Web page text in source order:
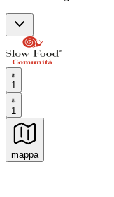
1
1
mappa
Esperienze